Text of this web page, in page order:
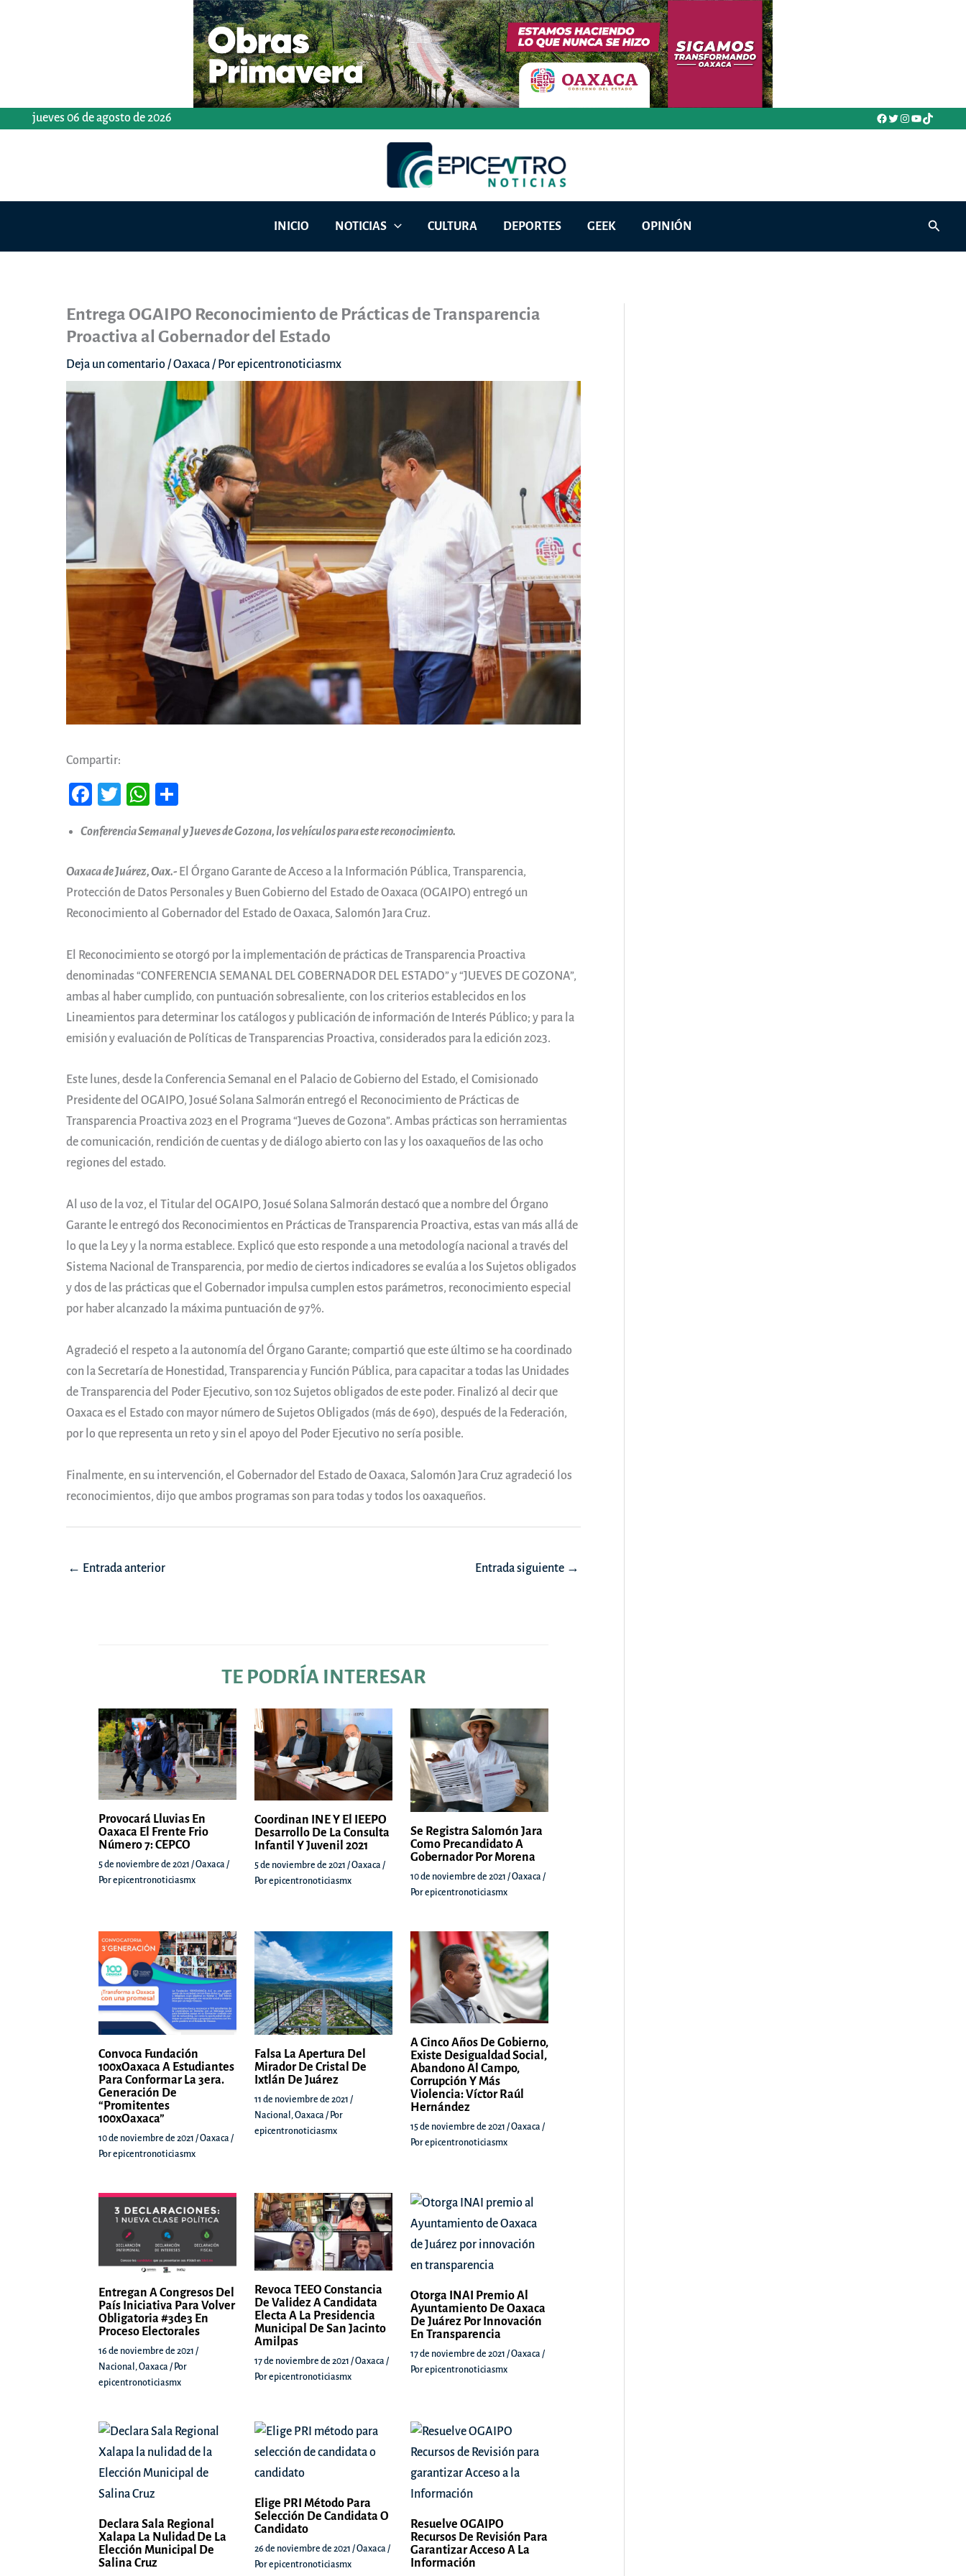
jueves 06 de agosto de 2026 Facebook
Twitter
Instagram
YouTube
TikTok
INICIO NOTICIAS CULTURA DEPORTES GEEK OPINIÓN Buscar
Entrega OGAIPO Reconocimiento de Prácticas de Transparencia
Proactiva al Gobernador del Estado
Deja un comentario/Oaxaca/ Porepicentronoticiasmx
Compartir:
Fa
b
oo
k
T
tt
er
W
ts
A
pp
pa
rti
r
Conferencia Semanal y Jueves de Gozona, los vehículos para este reconocimiento.
Oaxaca de Juárez, Oax.- El Órgano Garante de Acceso a la Información Pública, Transparencia,
Protección de Datos Personales y Buen Gobierno del Estado de Oaxaca (OGAIPO) entregó un
Reconocimiento al Gobernador del Estado de Oaxaca, Salomón Jara Cruz.
El Reconocimiento se otorgó por la implementación de prácticas de Transparencia Proactiva
denominadas “CONFERENCIA SEMANAL DEL GOBERNADOR DEL ESTADO” y “JUEVES DE GOZONA”,
ambas al haber cumplido, con puntuación sobresaliente, con los criterios establecidos en los
Lineamientos para determinar los catálogos y publicación de información de Interés Público; y para la
emisión y evaluación de Políticas de Transparencias Proactiva, considerados para la edición 2023.
Este lunes, desde la Conferencia Semanal en el Palacio de Gobierno del Estado, el Comisionado
Presidente del OGAIPO, Josué Solana Salmorán entregó el Reconocimiento de Prácticas de
Transparencia Proactiva 2023 en el Programa “Jueves de Gozona”. Ambas prácticas son herramientas
de comunicación, rendición de cuentas y de diálogo abierto con las y los oaxaqueños de las ocho
regiones del estado.
Al uso de la voz, el Titular del OGAIPO, Josué Solana Salmorán destacó que a nombre del Órgano
Garante le entregó dos Reconocimientos en Prácticas de Transparencia Proactiva, estas van más allá de
lo que la Ley y la norma establece. Explicó que esto responde a una metodología nacional a través del
Sistema Nacional de Transparencia, por medio de ciertos indicadores se evalúa a los Sujetos obligados
y dos de las prácticas que el Gobernador impulsa cumplen estos parámetros, reconocimiento especial
por haber alcanzado la máxima puntuación de 97%.
Agradeció el respeto a la autonomía del Órgano Garante; compartió que este último se ha coordinado
con la Secretaría de Honestidad, Transparencia y Función Pública, para capacitar a todas las Unidades
de Transparencia del Poder Ejecutivo, son 102 Sujetos obligados de este poder. Finalizó al decir que
Oaxaca es el Estado con mayor número de Sujetos Obligados (más de 690), después de la Federación,
por lo que representa un reto y sin el apoyo del Poder Ejecutivo no sería posible.
Finalmente, en su intervención, el Gobernador del Estado de Oaxaca, Salomón Jara Cruz agradeció los
reconocimientos, dijo que ambos programas son para todas y todos los oaxaqueños.
Navegación
← Entrada anterior Entrada siguiente →
TE PODRÍA INTERESAR
Provocará Lluvias En
Oaxaca El Frente Frio
Número 7: CEPCO
5 de noviembre de 2021 /Oaxaca /
Porepicentronoticiasmx
Coordinan INE Y El IEEPO
Desarrollo De La Consulta
Infantil Y Juvenil 2021
5 de noviembre de 2021 /Oaxaca /
Porepicentronoticiasmx
Se Registra Salomón Jara
Como Precandidato A
Gobernador Por Morena
10 de noviembre de 2021/Oaxaca /
Porepicentronoticiasmx
Convoca Fundación
100xOaxaca A Estudiantes
Para Conformar La 3era.
Generación De
“Promitentes
100xOaxaca”
10 de noviembre de 2021 /Oaxaca /
Porepicentronoticiasmx
Falsa La Apertura Del
Mirador De Cristal De
Ixtlán De Juárez
11 de noviembre de 2021/
Nacional ,Oaxaca / Por
epicentronoticiasmx
A Cinco Años De Gobierno,
Existe Desigualdad Social,
Abandono Al Campo,
Corrupción Y Más
Violencia: Víctor Raúl
Hernández
15 de noviembre de 2021 /Oaxaca /
Porepicentronoticiasmx
Entregan A Congresos Del
País Iniciativa Para Volver
Obligatoria #3de3 En
Proceso Electorales
16 de noviembre de 2021 /
Nacional ,Oaxaca / Por
epicentronoticiasmx
Revoca TEEO Constancia
De Validez A Candidata
Electa A La Presidencia
Municipal De San Jacinto
Amilpas
17 de noviembre de 2021/Oaxaca /
Porepicentronoticiasmx
Otorga INAI Premio Al
Ayuntamiento De Oaxaca
De Juárez Por Innovación
En Transparencia
17 de noviembre de 2021/Oaxaca /
Porepicentronoticiasmx
Declara Sala Regional
Xalapa La Nulidad De La
Elección Municipal De
Salina Cruz
Elige PRI Método Para
Selección De Candidata O
Candidato
26 de noviembre de 2021/Oaxaca /
Porepicentronoticiasmx
Resuelve OGAIPO
Recursos De Revisión Para
Garantizar Acceso A La
Información